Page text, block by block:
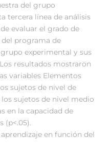
del grupo
tercera línea de análisis
evaluar el grado de
programa de
experimental y sus
resultados mostraron
variables Elementos
sujetos de nivel de
sujetos de nivel medio
en la capacidad de
(p<.05).
en función del